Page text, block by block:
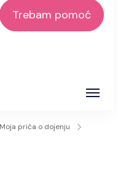
Trebam pomoć
Moja priča o dojenju